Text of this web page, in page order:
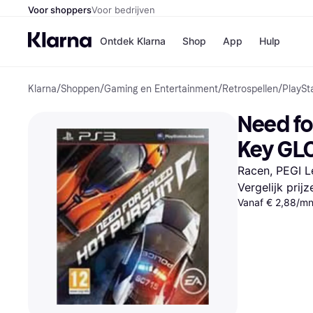
Voor shoppersVoor bedrijven
Ontdek Klarna Shop
Winkels
Bol
H&M
App Hulp
Klarna/Shoppen/Gaming en Entertainment/Retrospellen/
Need
Key
Racen, PEGI
Vergelijk
Vanaf € 2,88/